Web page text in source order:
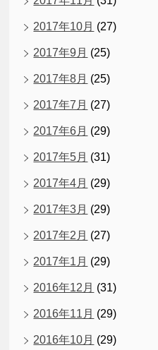
2017年10月 (27)
2017年9月 (25)
2017年8月 (25)
2017年7月 (27)
2017年6月 (29)
2017年5月 (31)
2017年4月 (29)
2017年3月 (29)
2017年2月 (27)
2017年1月 (29)
2016年12月 (31)
2016年11月 (29)
2016年10月 (29)